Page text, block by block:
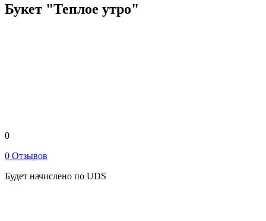
Букет "Теплое утро"
0
0 Отзывов
Будет начислено по UDS